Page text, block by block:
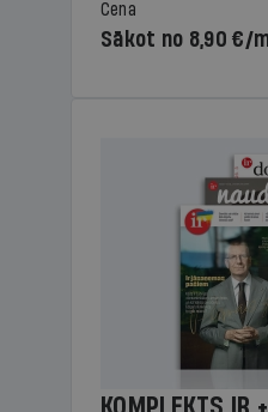
Cena
Sākot no 8,90 €/